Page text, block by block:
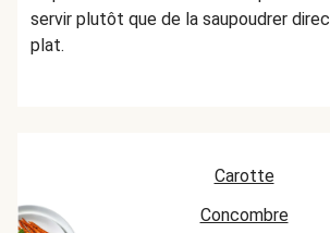
servir plutôt que de la saupoudrer
plat.
Carotte
Concombre